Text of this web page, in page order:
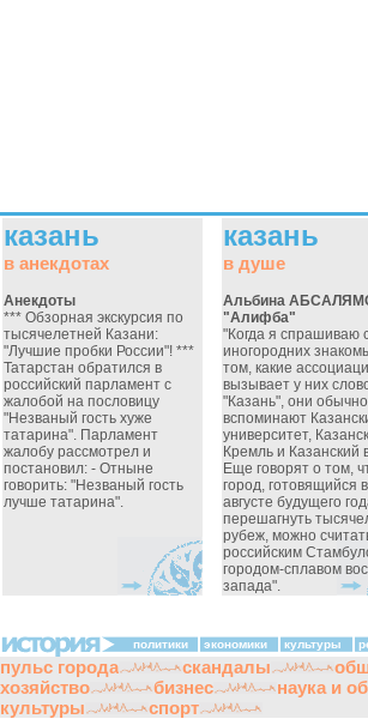
казань
в анекдотах
Анекдоты
*** Обзорная экскурсия по
тысячелетней Казани:
"Лучшие пробки России"! ***
Татарстан обратился в
российский парламент с
жалобой на пословицу
"Незваный гость хуже
татарина". Парламент
жалобу рассмотрел и
постановил: - Отныне
говорить: "Незваный гость
лучше татарина".
казань
в душе
Альбина
"Алифба"
"Когда я спрашиваю
иногородних
том, какие
вызывает у них
"Казань", они обычно
вспоминают
университет,
Кремль и Казанский
Еще говорят о том,
город, готовящийся в
августе будущего
перешагнуть
рубеж, можно
российским
городом-сплавом
запада".
политики экономики культуры
пульс города скандалы
хозяйство
бизнес наука и
культуры
спорт